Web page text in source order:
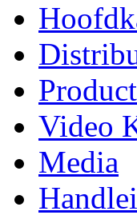
Video
Media